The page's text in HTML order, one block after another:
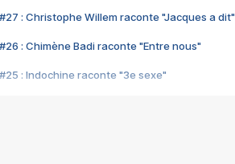
#27 : Christophe Willem raconte "Jacques a dit"
#26 : Chimène Badi raconte "Entre nous"
#25 : Indochine raconte "3e sexe"